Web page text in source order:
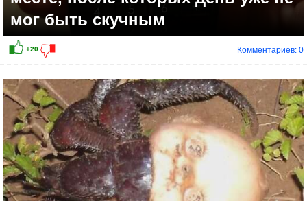
мог быть скучным
Комментариев: 0